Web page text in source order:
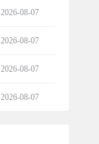
2026-08-07
2026-08-07
2026-08-07
2026-08-07